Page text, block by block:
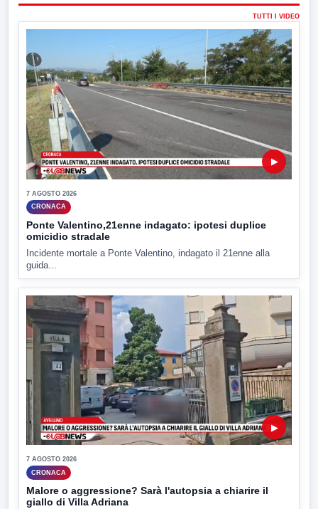
TUTTI I VIDEO
▶
7 AGOSTO 2026
CRONACA
Ponte Valentino,21enne indagato: ipotesi duplice
omicidio stradale
Incidente mortale a Ponte Valentino, indagato il 21enne alla
guida...
▶
7 AGOSTO 2026
CRONACA
Malore o aggressione? Sarà l'autopsia a chiarire il
giallo di Villa Adriana